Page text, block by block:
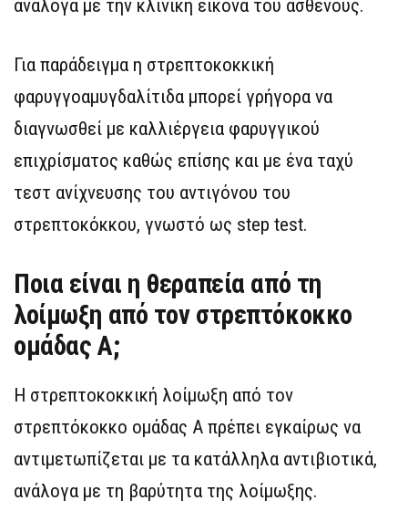
ανάλογα με την κλινική εικόνα του ασθενούς.
Για παράδειγμα η στρεπτοκοκκική
φαρυγγοαμυγδαλίτιδα μπορεί γρήγορα να
διαγνωσθεί με καλλιέργεια φαρυγγικού
επιχρίσματος καθώς επίσης και με ένα ταχύ
τεστ ανίχνευσης του αντιγόνου του
στρεπτοκόκκου, γνωστό ως step test.
Ποια είναι η θεραπεία από τη
λοίμωξη από τον στρεπτόκοκκο
ομάδας Α;
Η στρεπτοκοκκική λοίμωξη από τον
στρεπτόκοκκο ομάδας Α πρέπει εγκαίρως να
αντιμετωπίζεται με τα κατάλληλα αντιβιοτικά,
ανάλογα με τη βαρύτητα της λοίμωξης.